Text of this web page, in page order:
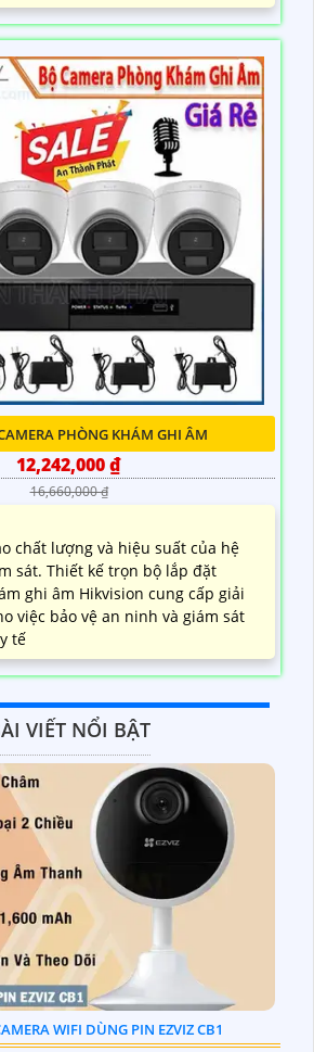
PHÒNG KHÁM GHI ÂM
12,242,000 ₫
16,660,000 ₫
chất lượng và hiệu suất của hệ
sát. Thiết kế trọn bộ lắp đặt
ghi âm Hikvision cung cấp giải
việc bảo vệ an ninh và giám sát
tế
VIẾT NỔI BẬT
WIFI DÙNG PIN EZVIZ CB1